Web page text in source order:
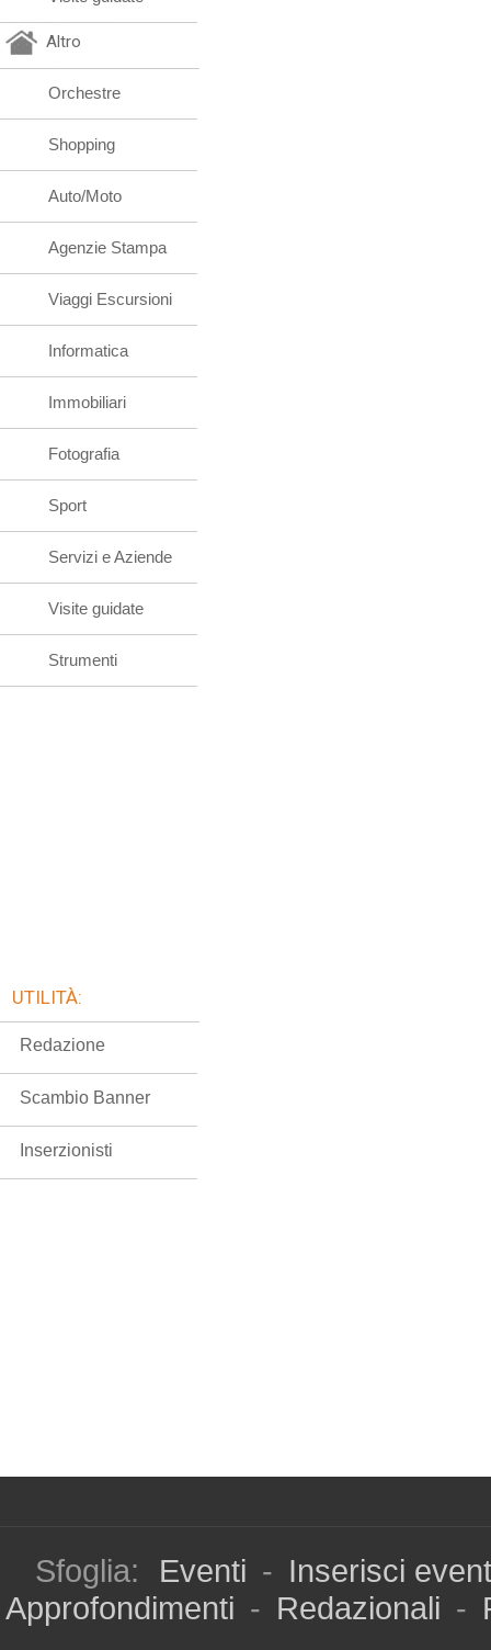
Altro
Orchestre
Shopping
Auto/Moto
Agenzie Stampa
Viaggi Escursioni
Informatica
Immobiliari
Fotografia
Sport
Servizi e Aziende
Visite guidate
Strumenti
UTILITÀ:
Redazione
Scambio Banner
Inserzionisti
Sfoglia: Eventi - Inserisci
Approfondimenti - Redazionali -